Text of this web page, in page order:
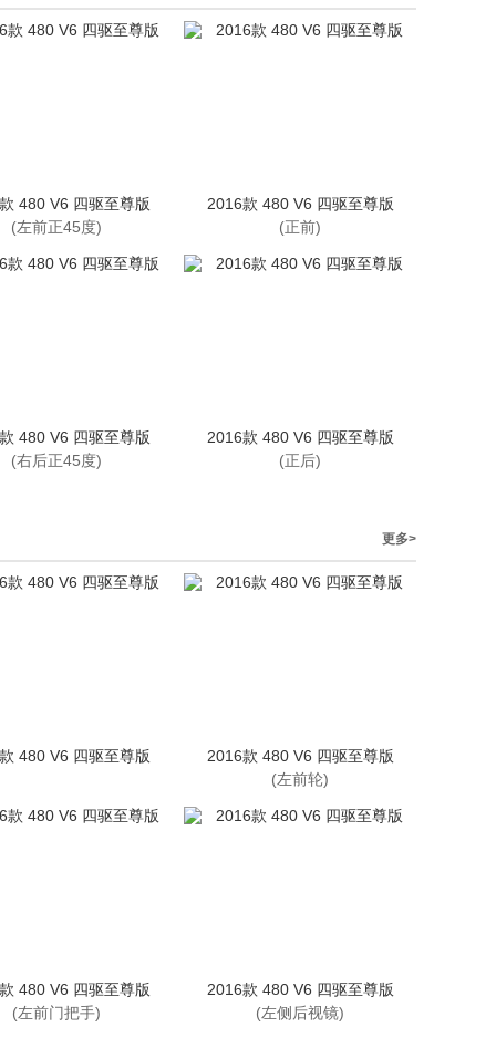
480 V6 四驱至尊版
(左前正45度)
2016款 480 V6 四驱至尊版
(正前)
480 V6 四驱至尊版
(右后正45度)
2016款 480 V6 四驱至尊版
(正后)
更多>
480 V6 四驱至尊版
2016款 480 V6 四驱至尊版
(左前轮)
480 V6 四驱至尊版
(左前门把手)
2016款 480 V6 四驱至尊版
(左侧后视镜)